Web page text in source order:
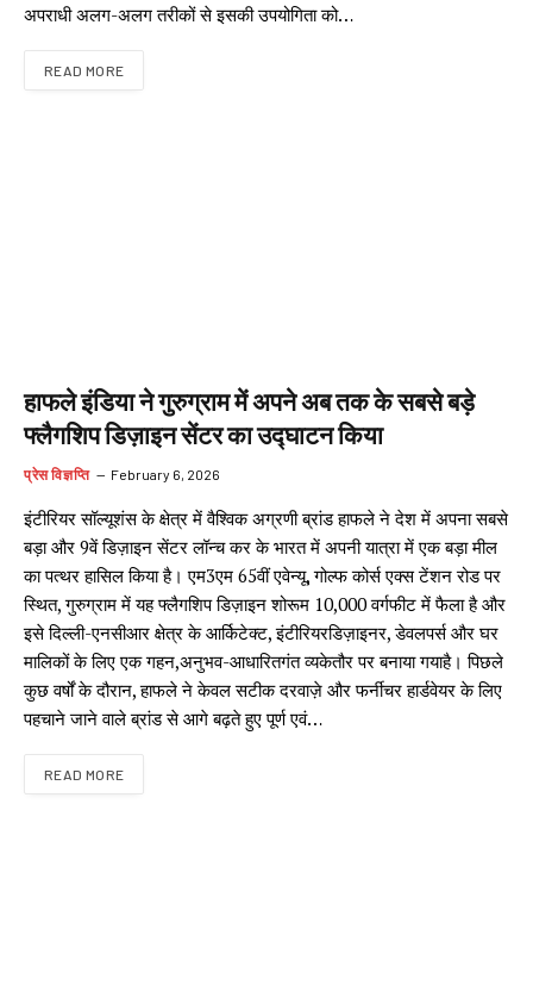
अपराधी अलग-अलग तरीकों से इसकी उपयोगिता को…
READ MORE
हाफले इंडिया ने गुरुग्राम में अपने अब तक के सबसे बड़े
फ्लैगशिप डिज़ाइन सेंटर का उद्घाटन किया
प्रेस विज्ञप्ति February 6, 2026
इंटीरियर सॉल्यूशंस के क्षेत्र में वैश्विक अग्रणी ब्रांड हाफले ने देश में अपना सबसे
बड़ा और 9वें डिज़ाइन सेंटर लॉन्च कर के भारत में अपनी यात्रा में एक बड़ा मील
का पत्थर हासिल किया है। एम3एम 65वीं एवेन्यू, गोल्फ कोर्स एक्स टेंशन रोड पर
स्थित, गुरुग्राम में यह फ्लैगशिप डिज़ाइन शोरूम 10,000 वर्गफीट में फैला है और
इसे दिल्ली-एनसीआर क्षेत्र के आर्किटेक्ट, इंटीरियरडिज़ाइनर, डेवलपर्स और घर
मालिकों के लिए एक गहन,अनुभव-आधारितगंत व्यकेतौर पर बनाया गयाहै। पिछले
कुछ वर्षों के दौरान, हाफले ने केवल सटीक दरवाज़े और फर्नीचर हार्डवेयर के लिए
पहचाने जाने वाले ब्रांड से आगे बढ़ते हुए पूर्ण एवं…
READ MORE